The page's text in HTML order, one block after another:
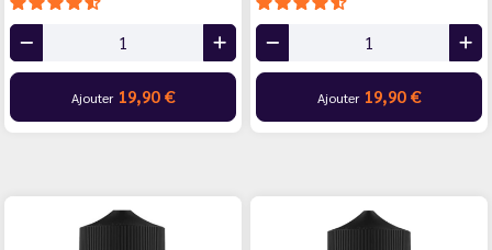
Ajouter 19,90 € Ajouter 19,90 €